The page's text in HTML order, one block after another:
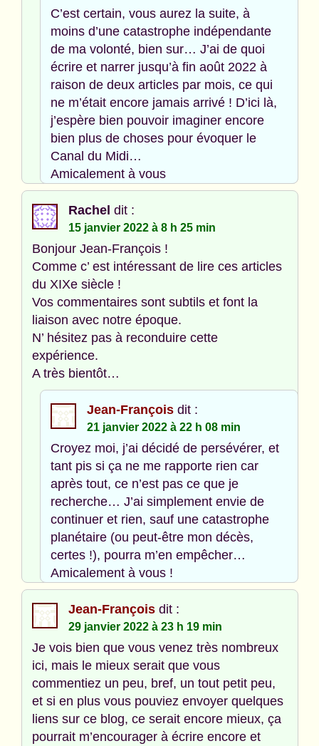
C’est certain, vous aurez la suite, à
moins d’une catastrophe indépendante
de ma volonté, bien sur… J’ai de quoi
écrire et narrer jusqu’à fin août 2022 à
raison de deux articles par mois, ce qui
ne m’était encore jamais arrivé ! D’ici là,
j’espère bien pouvoir imaginer encore
bien plus de choses pour évoquer le
Canal du Midi…
Amicalement à vous
Rachel dit :
15 janvier 2022 à 8 h 25 min
Bonjour Jean-François !
Comme c’ est intéressant de lire ces articles
du XIXe siècle !
Vos commentaires sont subtils et font la
liaison avec notre époque.
N’ hésitez pas à reconduire cette
expérience.
A très bientôt…
Jean-François dit :
21 janvier 2022 à 22 h 08 min
Croyez moi, j’ai décidé de persévérer, et
tant pis si ça ne me rapporte rien car
après tout, ce n’est pas ce que je
recherche… J’ai simplement envie de
continuer et rien, sauf une catastrophe
planétaire (ou peut-être mon décès,
certes !), pourra m’en empêcher…
Amicalement à vous !
Jean-François dit :
29 janvier 2022 à 23 h 19 min
Je vois bien que vous venez très nombreux
ici, mais le mieux serait que vous
commentiez un peu, bref, un tout petit peu,
et si en plus vous pouviez envoyer quelques
liens sur ce blog, ce serait encore mieux, ça
pourrait m’encourager à écrire encore et